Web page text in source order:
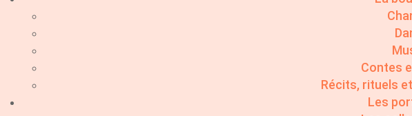
Contes
Récits, rituels
Les